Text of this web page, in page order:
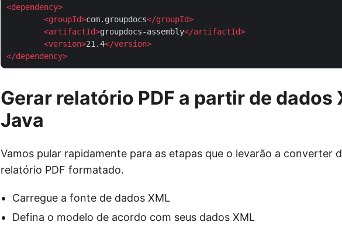
<dependency>
<groupId>com.groupdocs</groupId>
<artifactId>groupdocs-assembly</artifactId>
<version>21.4</version>
</dependency>
Gerar relatório PDF a partir de dados
Java
Vamos pular rapidamente para as etapas que o levarão a converter
relatório PDF formatado.
Carregue a fonte de dados XML
Defina o modelo de acordo com seus dados XML